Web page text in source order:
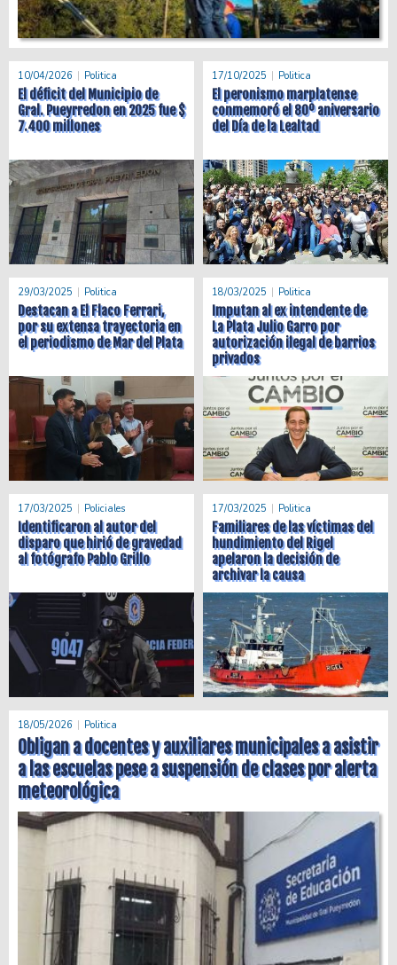
10/04/2026 Politica
El déficit del Municipio de
Gral. Pueyrredon en 2025 fue $
7.400 millones
17/10/2025 Politica
El peronismo marplatense
conmemoró el 80º aniversario
del Día de la Lealtad
29/03/2025 Politica
Destacan a El Flaco Ferrari,
por su extensa trayectoria en
el periodismo de Mar del Plata
18/03/2025 Politica
Imputan al ex intendente de
La Plata Julio Garro por
autorización ilegal de barrios
privados
17/03/2025 Policiales
Identificaron al autor del
disparo que hirió de gravedad
al fotógrafo Pablo Grillo
17/03/2025 Politica
Familiares de las víctimas del
hundimiento del Rigel
apelaron la decisión de
archivar la causa
18/05/2026 Politica
Obligan a docentes y auxiliares municipales a asistir
a las escuelas pese a suspensión de clases por alerta
meteorológica